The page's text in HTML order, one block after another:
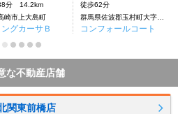
分 14.2km
崎市上大島町
グカーサＢ
徒歩62分
コンフォールコート
な不動産店舗
関東前橋店